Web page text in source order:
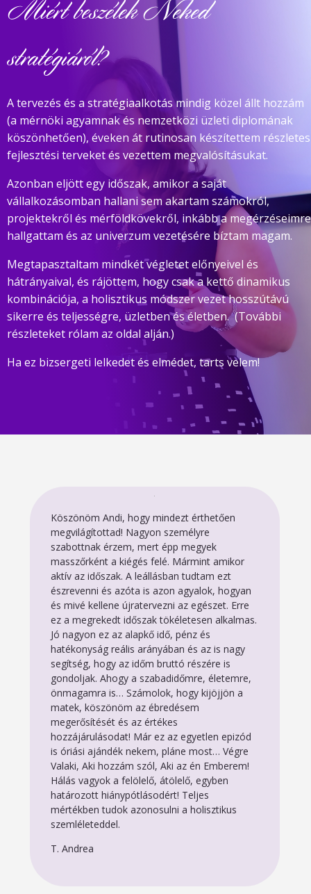
Miért beszélek Neked
stratégiáról?
A tervezés és a stratégiaalkotás mindig közel állt hozzám
(a mérnöki agyamnak és nemzetközi üzleti diplomának
köszönhetően), éveken át rutinosan készítettem részletes
fejlesztési terveket és vezettem megvalósításukat.
Azonban eljött egy időszak, amikor a saját
vállalkozásomban hallani sem akartam számokról,
projektekről és mérföldkövekről, inkább a megérzéseimre
hallgattam és az univerzum vezetésére bíztam magam.
Megtapasztaltam mindkét végletet előnyeivel és
hátrányaival, és rájöttem, hogy csak a kettő dinamikus
kombinációja, a holisztikus módszer vezet hosszútávú
sikerre és teljességre, üzletben és életben. (További
részleteket rólam az oldal alján.)
Ha ez bizsergeti lelkedet és elmédet, tarts velem!
Köszönöm Andi, hogy mindezt érthetően
megvilágítottad! Nagyon személyre
szabottnak érzem, mert épp megyek
masszőrként a kiégés felé. Mármint amikor
aktív az időszak. A leállásban tudtam ezt
észrevenni és azóta is azon agyalok, hogyan
és mivé kellene újratervezni az egészet. Erre
ez a megrekedt időszak tökéletesen alkalmas.
Jó nagyon ez az alapkő idő, pénz és
hatékonyság reális arányában és az is nagy
segítség, hogy az időm bruttó részére is
gondoljak. Ahogy a szabadidőmre, életemre,
önmagamra is… Számolok, hogy kijöjjön a
matek, köszönöm az ébredésem
megerősítését és az értékes
hozzájárulásodat! Már ez az egyetlen epizód
is óriási ajándék nekem, pláne most… Végre
Valaki, Aki hozzám szól, Aki az én Emberem!
Hálás vagyok a felölelő, átölelő, egyben
határozott hiánypótlásodért! Teljes
mértékben tudok azonosulni a holisztikus
szemléleteddel.
T. Andrea